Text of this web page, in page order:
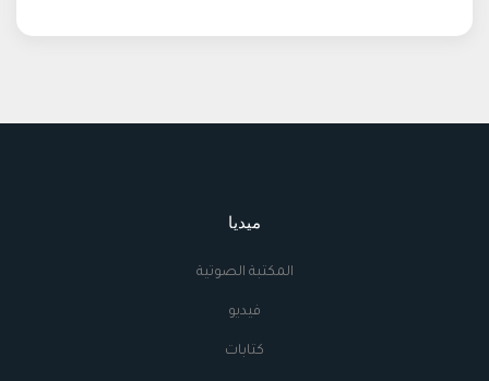
ميديا
المكتبة الصوتية
فيديو
كتابات